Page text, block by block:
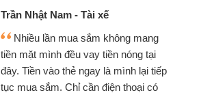
Trần Nhật Nam - Tài xế
Nhiều lần mua sắm không mang
tiền mặt mình đều vay tiền nóng tại
đây. Tiền vào thẻ ngay là mình lại tiếp
tục mua sắm. Chỉ cần điện thoại có